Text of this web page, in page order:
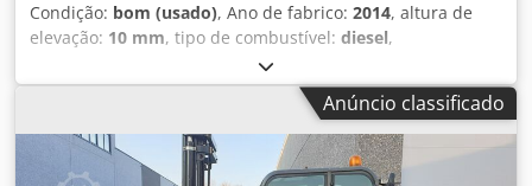
Condição: bom (usado), Ano de fabrico: 2014, altura de
elevação: 10 mm, tipo de combustível: diesel,
178 mm
Capacidade de elevação: 4.900 kg Altura de construção:
27,7 cm Marca CE: sim Estado técnico: bom Estado visual:
bom Dimensões de transporte (C x L x A): CxL 3,37 x 2,00 m
País de produção: ES Entre em contato com Christian
Anúncio classificado